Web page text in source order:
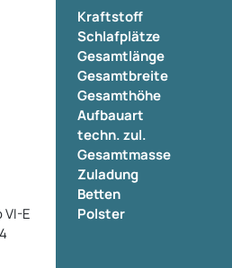
VI-E
Kraftstoff
Schlafplätze
Gesamtlänge
Gesamtbreite
Gesamthöhe
Aufbauart
techn. zul.
Gesamtmasse
Zuladung
Betten
Polster